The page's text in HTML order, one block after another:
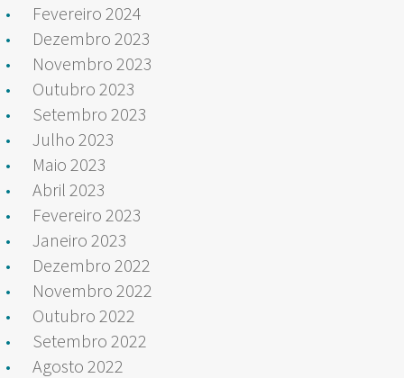
Fevereiro 2024
Dezembro 2023
Novembro 2023
Outubro 2023
Setembro 2023
Julho 2023
Maio 2023
Abril 2023
Fevereiro 2023
Janeiro 2023
Dezembro 2022
Novembro 2022
Outubro 2022
Setembro 2022
Agosto 2022